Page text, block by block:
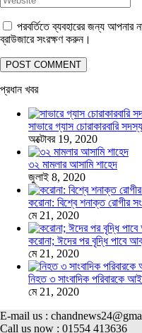
পরবর্তিতে ব্যবহারের জন্য আপনার
ব্রাউজারে সংরক্ষণ করুন।
প্রধান খবর
সাভারে গ্যাস চোরাকারবারি
অক্টোবর 19, 2020
৩২ মামলার আসামি শাহেদ
জুলাই 8, 2020
করোনা: বিশ্বে শনাক্ত রোগীর
মে 21, 2020
করোনা; ঈদের পর বৃদ্ধি পাবে
মে 21, 2020
নিহত ৩ সাংবাদিক পরিবারকে
মে 21, 2020
E-mail us :
Call us now : 01554 413636